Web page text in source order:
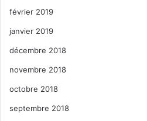
février 2019
janvier 2019
décembre 2018
novembre 2018
octobre 2018
septembre 2018